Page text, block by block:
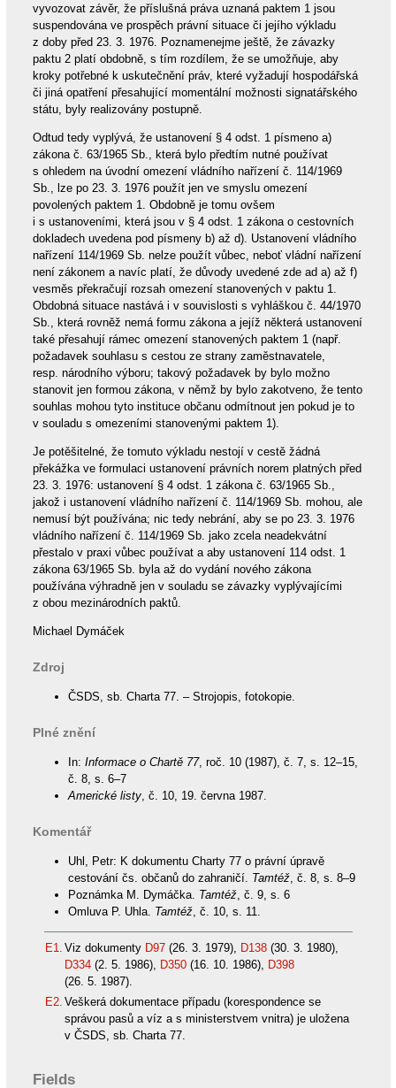
vyvozovat závěr, že příslušná práva uznaná paktem 1 jsou
suspendována ve prospěch právní situace či jejího výkladu
z doby před 23. 3. 1976. Poznamenejme ještě, že závazky
paktu 2 platí obdobně, s tím rozdílem, že se umožňuje, aby
kroky potřebné k uskutečnění práv, které vyžadují hospodářská
či jiná opatření přesahující momentální možnosti signatářského
státu, byly realizovány postupně.
Odtud tedy vyplývá, že ustanovení § 4 odst. 1 písmeno a)
zákona č. 63/1965 Sb., která bylo předtím nutné používat
s ohledem na úvodní omezení vládního nařízení č. 114/1969
Sb., lze po 23. 3. 1976 použít jen ve smyslu omezení
povolených paktem 1. Obdobně je tomu ovšem
i s ustanoveními, která jsou v § 4 odst. 1 zákona o cestovních
dokladech uvedena pod písmeny b) až d). Ustanovení vládního
nařízení 114/1969 Sb. nelze použít vůbec, neboť vládní nařízení
není zákonem a navíc platí, že důvody uvedené zde ad a) až f)
vesměs překračují rozsah omezení stanovených v paktu 1.
Obdobná situace nastává i v souvislosti s vyhláškou č. 44/1970
Sb., která rovněž nemá formu zákona a jejíž některá ustanovení
také přesahují rámec omezení stanovených paktem 1 (např.
požadavek souhlasu s cestou ze strany zaměstnavatele,
resp. národního výboru; takový požadavek by bylo možno
stanovit jen formou zákona, v němž by bylo zakotveno, že tento
souhlas mohou tyto instituce občanu odmítnout jen pokud je to
v souladu s omezeními stanovenými paktem 1).
Je potěšitelné, že tomuto výkladu nestojí v cestě žádná
překážka ve formulaci ustanovení právních norem platných před
23. 3. 1976: ustanovení § 4 odst. 1 zákona č. 63/1965 Sb.,
jakož i ustanovení vládního nařízení č. 114/1969 Sb. mohou, ale
nemusí být používána; nic tedy nebrání, aby se po 23. 3. 1976
vládního nařízení č. 114/1969 Sb. jako zcela neadekvátní
přestalo v praxi vůbec používat a aby ustanovení 114 odst. 1
zákona 63/1965 Sb. byla až do vydání nového zákona
používána výhradně jen v souladu se závazky vyplývajícími
z obou mezinárodních paktů.
Michael Dymáček
Zdroj
ČSDS, sb. Charta 77. – Strojopis, fotokopie.
Plné znění
In: Informace o Chartě 77, roč. 10 (1987), č. 7, s. 12–15,
č. 8, s. 6–7
Americké listy, č. 10, 19. června 1987.
Komentář
Uhl, Petr: K dokumentu Charty 77 o právní úpravě
cestování čs. občanů do zahraničí. Tamtéž, č. 8, s. 8–9
Poznámka M. Dymáčka. Tamtéž, č. 9, s. 6
Omluva P. Uhla. Tamtéž, č. 10, s. 11.
E1. Viz dokumenty D97(26. 3. 1979), D138(30. 3. 1980),
D334(2. 5. 1986), D350(16. 10. 1986),
D398
(26. 5. 1987).
E2. Veškerá dokumentace případu (korespondence se
správou pasů a víz a s ministerstvem vnitra) je uložena
v ČSDS, sb. Charta 77.
Fields